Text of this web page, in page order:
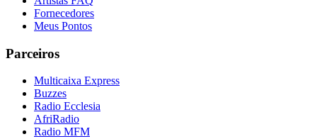
Fornecedores
Meus Pontos
Parceiros
Multicaixa Express
Buzzes
Radio Ecclesia
AfriRadio
Radio MFM